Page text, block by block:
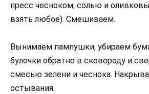
пресс чесноком, солью и
взять любое). Смешиваем.
Вынимаем пампушки, убираем
булочки обратно в сковороду и
смесью зелени и чеснока.
остывания.